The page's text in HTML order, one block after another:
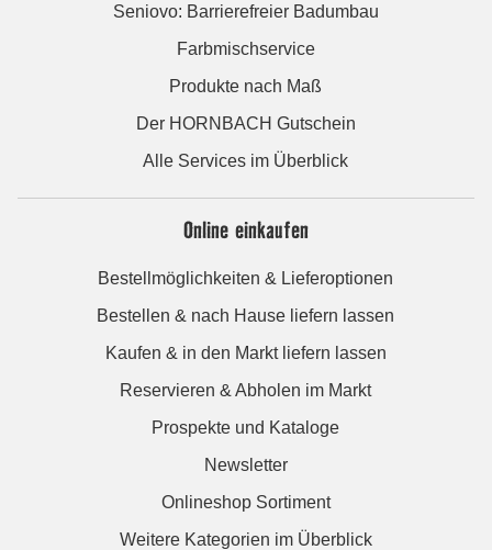
Seniovo: Barrierefreier Badumbau
Farbmischservice
Produkte nach Maß
Der HORNBACH Gutschein
Alle Services im Überblick
Online einkaufen
Bestellmöglichkeiten & Lieferoptionen
Bestellen & nach Hause liefern lassen
Kaufen & in den Markt liefern lassen
Reservieren & Abholen im Markt
Prospekte und Kataloge
Newsletter
Onlineshop Sortiment
Weitere Kategorien im Überblick